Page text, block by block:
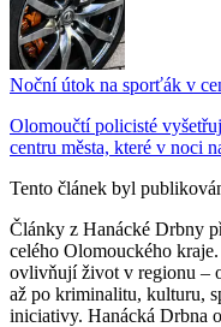
Noční útok na sporťák v
Olomoučtí policisté
centru města, které v noci
Tento článek byl
Články z Hanácké Drbny
celého Olomouckého
ovlivňují život v regionu –
až po kriminalitu, kulturu,
iniciativy. Hanácká Drbna